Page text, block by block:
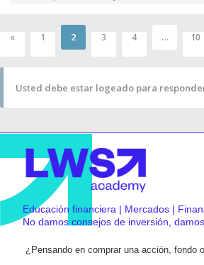
« 1 2 3 4 … 10
Usted debe estar logeado para
Educación financiera | Mercados |
No damos consejos de inversión,
¿Pensando en comprar una acción, fondo o